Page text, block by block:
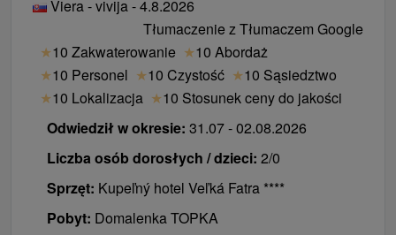
ZNIŻKA 10 % całkowitej ceny pobytu
w przypadku pobytów na 21 lub więcej nocy -
ZNIŻKA 15 % całkowitej ceny pobytu
Ekskluzywne bonusy (tylko klienci DU Veľká
Fatra)
dziennie 2-godz. bezpłatny wstęp do SPA &
AQUAPARKu
w przypadku pobytów na 21 nocy otrzymasz
Royal Palace).
Parking i miejsce parkingowe w garażu
zgodnie z obowiązującym cennikiem uzdrowiska.
Internet:Darmowe WiFi.
Zwierzęta:Zakwaterowanie ze zwierzętami
domowymi nie są akceptowane. Wyjątkiem jest
Opera Residence, gdzie możliwe jest
ale tylko w niektórych apartamentach, które są
dostępne na życzenie.
Viera - vivija - 4.8.2026
Tłumaczenie z Tłumaczem Google
★10 Zakwaterowanie ★10 Abordaż
★10 Personel ★10 Czystość ★10 Sąsiedztwo
★10 Lokalizacja ★10 Stosunek ceny do jakości
Odwiedził w okresie: 31.07 - 02.08.2026
Liczba osób dorosłych / dzieci: 2/0
Sprzęt: Kupeľný hotel Veľká Fatra ****
Pobyt: Domalenka TOPKA